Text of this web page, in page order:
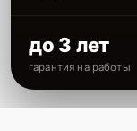
до 3 лет
гарантия на работы